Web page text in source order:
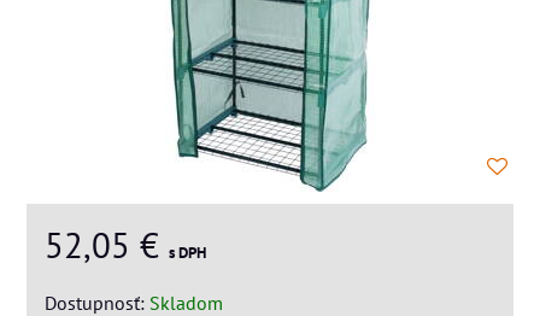
52,05 € s DPH
Dostupnosť: Skladom